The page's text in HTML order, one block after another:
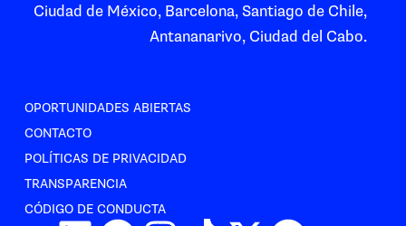
OPORTUNIDADES ABIERTAS
CONTACTO
POLÍTICAS DE PRIVACIDAD
TRANSPARENCIA
CÓDIGO DE CONDUCTA
Ciudad de México, Barcelona, Santiago de Chile,
Antananarivo, Ciudad del Cabo.